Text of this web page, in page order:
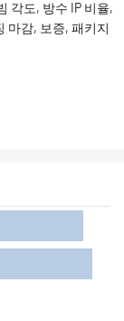
각도, 방수 IP 비율,
마감, 보증, 패키지